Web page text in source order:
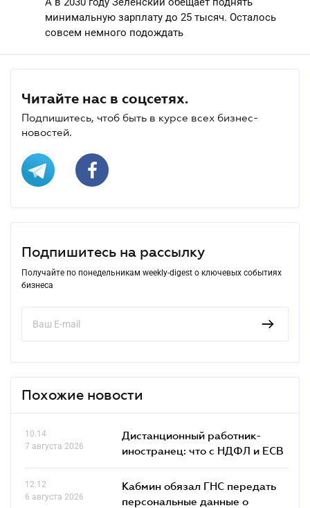
минимальную зарплату до 25 тысяч. Осталось
совсем немного подождать
Читайте нас в соцсетях.
Подпишитесь, чтоб быть в курсе всех бизнес-
новостей.
Подпишитесь на рассылку
Получайте по понедельникам weekly-digest о ключевых событиях
бизнеса
Похожие новости
10.14
7 августа 2026
Дистанционный работник-
иностранец: что с НДФЛ и ЕСВ
12.12
6 августа 2026
Кабмин обязал ГНС передать
персональные данные о